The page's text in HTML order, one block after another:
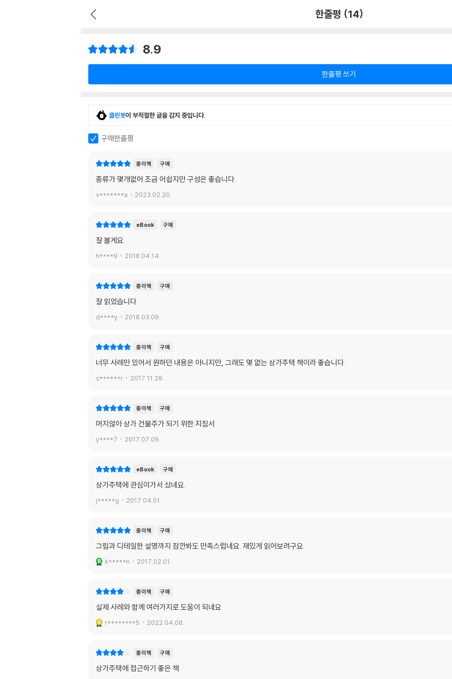
한줄평 (14)
8.9
한줄평 쓰기
클린봇이 부적절한 글을 감지 중입니다.
구매한줄평
종이책 구매
종류가 몇개없어 조금 어쉽지만 구성은 좋습니다.
v*******a 2023.02.20.
eBook 구매
잘 볼게요
h****9 2018.04.14.
종이책 구매
잘 읽었습니다
d****y 2018.03.09.
종이책 구매
너무 사례만 있어서 원하던 내용은 아니지만, 그래도 몇 없는 상가주택 책이라 좋습니다.
c******r 2017.11.28.
종이책 구매
머지않아 상가 건물주가 되기 위한 지침서
y****7 2017.07.09.
eBook 구매
상가주택에 관심이가서 샀네요.
j*****g 2017.04.01.
종이책 구매
그림과 디테일한 설명까지 잠깐봐도 만족스럽네요. 재밌게 읽어보려구요.
k*****n 2017.02.01.
종이책 구매
실제 사례와 함께 여러가지로 도움이 되네요
r********5 2022.04.08.
종이책 구매
상가주택에 접근하기 좋은 책